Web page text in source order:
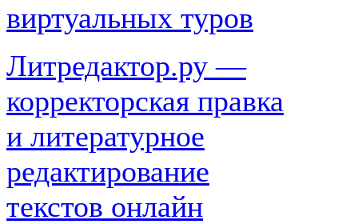
виртуальных туров
Литредактор.ру —
корректорская правка
и литературное
редактирование
текстов онлайн